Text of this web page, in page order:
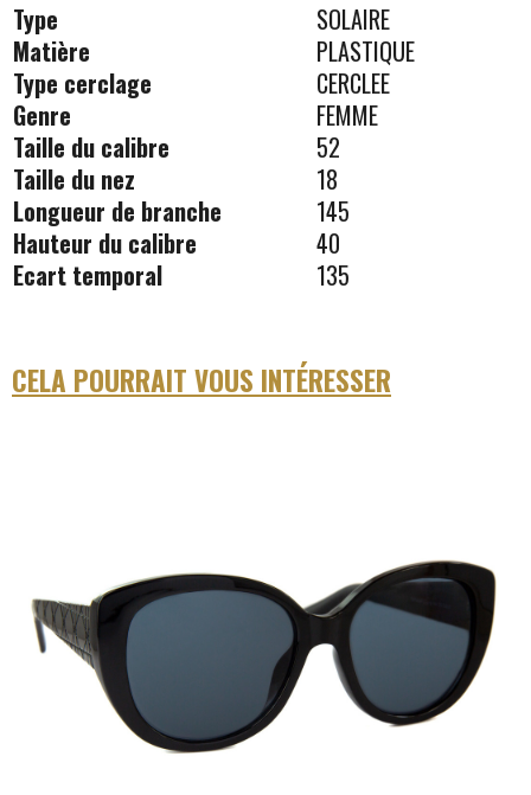
Type
SOLAIRE
Matière
PLASTIQUE
Type cerclage
CERCLEE
Genre
FEMME
Taille du calibre
52
Taille du nez
18
Longueur de branche
145
Hauteur du calibre
40
Ecart temporal
135
CELA POURRAIT VOUS INTÉRESSER